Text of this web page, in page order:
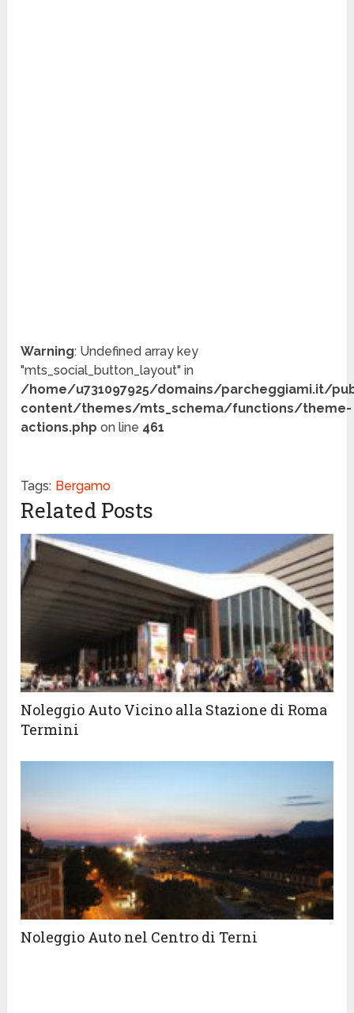
Warning: Undefined array key
"mts_social_button_layout" in
/home/u731097925/domains/parcheggiami.it/
content/themes/mts_schema/functions/theme-
actions.php on line 461
Tags: Bergamo
Related Posts
Noleggio Auto Vicino alla Stazione di Roma
Termini
Noleggio Auto nel Centro di Terni